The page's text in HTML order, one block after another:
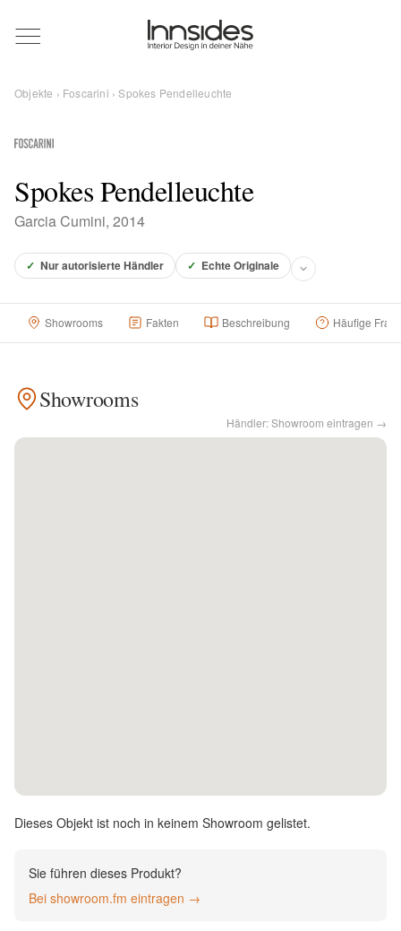
Magazin
Showrooms
Über uns
Kontakt
English
Deutsch
Objekte › Foscarini › Spokes Pendelleuchte
Spokes Pendelleuchte
Garcia Cumini, 2014
✓ Nur autorisierte Händler ✓ Echte Originale
Showrooms Fakten Beschreibung Häufige
Showrooms
Händler: Showroom eintragen →
Dieses Objekt ist noch in keinem Showroom gelistet.
Sie führen dieses Produkt?
Bei showroom.fm eintragen →